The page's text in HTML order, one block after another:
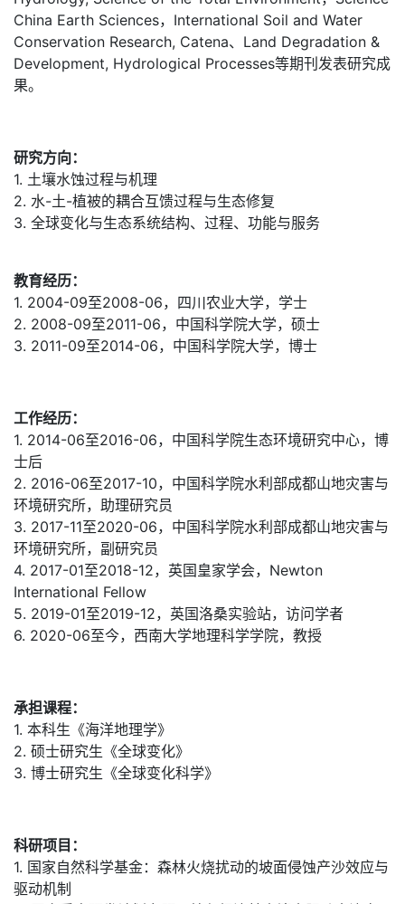
China Earth Sciences，International Soil and Water
Conservation Research, Catena、Land Degradation &
Development, Hydrological Processes等期刊发表研究成
果。
研究方向：
1. 土壤水蚀过程与机理
2. 水-土-植被的耦合互馈过程与生态修复
3. 全球变化与生态系统结构、过程、功能与服务
教育经历：
1. 2004-09至2008-06，四川农业大学，学士
2. 2008-09至2011-06，中国科学院大学，硕士
3. 2011-09至2014-06，中国科学院大学，博士
工作经历：
1. 2014-06至2016-06，中国科学院生态环境研究中心，博
士后
2. 2016-06至2017-10，中国科学院水利部成都山地灾害与
环境研究所，助理研究员
3. 2017-11至2020-06，中国科学院水利部成都山地灾害与
环境研究所，副研究员
4. 2017-01至2018-12，英国皇家学会，Newton
International Fellow
5. 2019-01至2019-12，英国洛桑实验站，访问学者
6. 2020-06至今，西南大学地理科学学院，教授
承担课程：
1. 本科生《海洋地理学》
2. 硕士研究生《全球变化》
3. 博士研究生《全球变化科学》
科研项目：
1. 国家自然科学基金：森林火烧扰动的坡面侵蚀产沙效应与
驱动机制